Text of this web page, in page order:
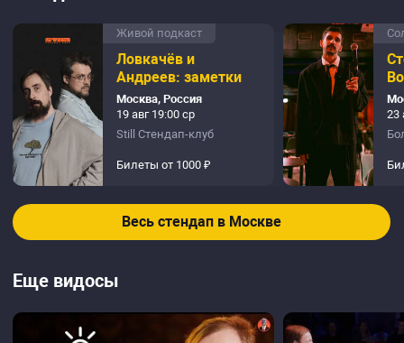
Живой подкаст
Ловкачёв и
Андреев: заметки
Москва, Россия
19 авг 19:00 ср
Still Стендап-клуб
Билеты от 1000 ₽
23
Весь стендап в Москве
Еще видосы